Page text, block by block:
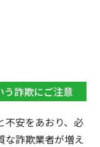
う詐欺にご注意
不安をあおり、必
な詐欺業者が増え